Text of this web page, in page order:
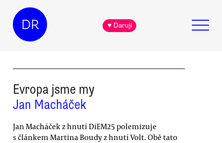
DR ♥ Daruji
Evropa jsme my
Jan Macháček
Jan Macháček z hnutí DiEM25 polemizuje
s článkem Martina Boudy z hnutí Volt. Obě tato